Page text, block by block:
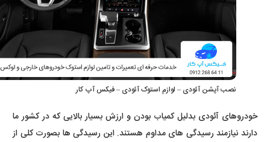
نصب آپشن آئودی – لوازم استوک آئودی – فیکس آپ کار
خودروهای آئودی بدلیل کمیاب بودن و ارزش بسیار بالایی که در کشور ما
دارند نیازمند رسیدگی های مداوم هستند. این رسیدگی ها بصورت کلی از